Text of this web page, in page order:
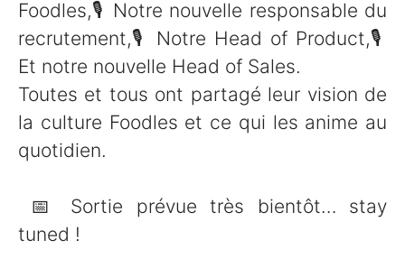
Foodles,🎙️ Notre nouvelle responsable du
recrutement,🎙️ Notre Head of Product,🎙️
Et notre nouvelle Head of Sales.
Toutes et tous ont partagé leur vision de
la culture Foodles et ce qui les anime au
quotidien.
📅 Sortie prévue très bientôt… stay
tuned !